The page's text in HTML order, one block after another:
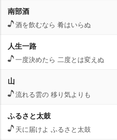
南部酒
酒を飲むなら 肴はいらぬ
人生一路
一度決めたら 二度とは変えぬ
山
流れる雲の 移り気よりも
ふるさと太鼓
天に届けよ ふるさと太鼓